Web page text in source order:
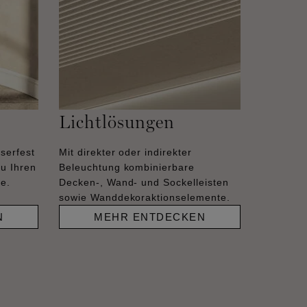
Ihren
Lichtlösungen
Mit direkter oder indirekter
Beleuchtung kombinierbare
Decken-, Wand- und Sockelleisten
sowie Wanddekoraktionselemente.
MEHR ENTDECKEN